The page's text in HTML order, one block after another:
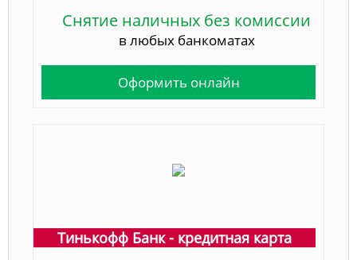
Снятие наличных без комиссии
в любых банкоматах
Оформить онлайн
Тинькофф Банк - кредитная карта